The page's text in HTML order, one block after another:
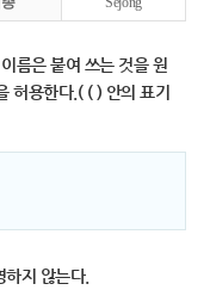
름은 붙여 쓰는 것을 원
허용한다.( ( ) 안의 표기
지 않는다.